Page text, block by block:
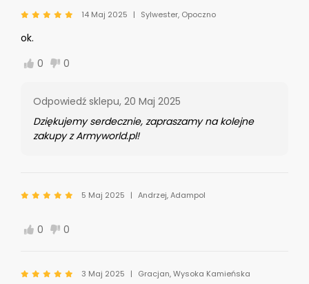
14 Maj 2025 Sylwester, Opoczno
ok.
0
0
Odpowiedź sklepu, 20 Maj 2025
Dziękujemy serdecznie, zapraszamy na kolejne
zakupy z Armyworld.pl!
5 Maj 2025 Andrzej, Adampol
0 0
3 Maj 2025 Gracjan, Wysoka Kamieńska